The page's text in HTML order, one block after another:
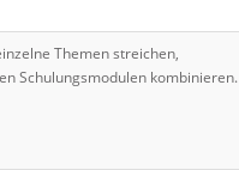
Themen streichen,
Schulungsmodulen kombinieren.